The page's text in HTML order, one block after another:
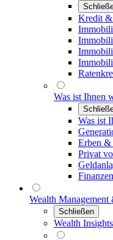
Kredit
Was ist Ihnen
Was ist
Erben &
Privat
Wealth
Schließen
Wealth Insights